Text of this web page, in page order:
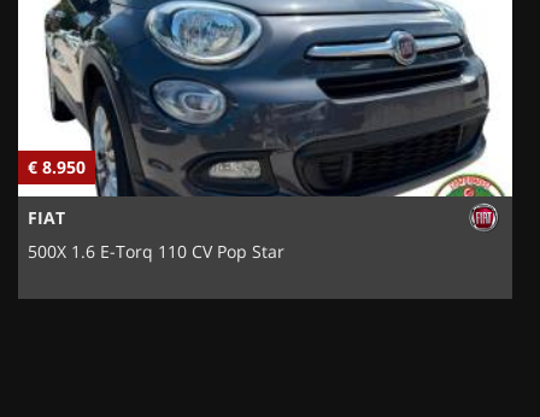
CONTATTI
€ 8.950
FIAT
500X 1.6 E-Torq 110 CV Pop Star